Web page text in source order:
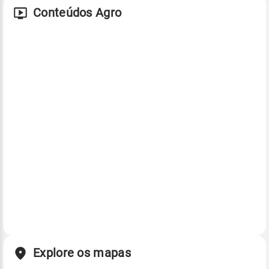
Conteúdos Agro
Explore os mapas